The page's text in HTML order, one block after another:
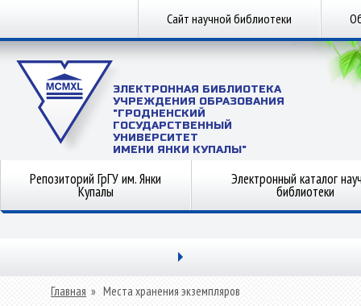
Сайт научной библиотеки
ЭЛЕКТРОННАЯ БИБЛИОТЕКА
УЧРЕЖДЕНИЯ ОБРАЗОВАНИЯ
"ГРОДНЕНСКИЙ
ГОСУДАРСТВЕННЫЙ
УНИВЕРСИТЕТ
ИМЕНИ ЯНКИ КУПАЛЫ"
Репозиторий ГрГУ им. Янки
Купалы
Электронный каталог
библиотеки
Главная » Места хранения экземпляров